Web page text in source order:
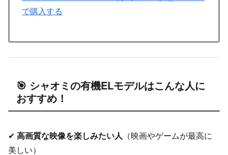
で購入する
🎯 シャオミの有機ELモデルはこんな人に
おすすめ！
✔ 高画質な映像を楽しみたい人 （映画やゲームが最高に
美しい）